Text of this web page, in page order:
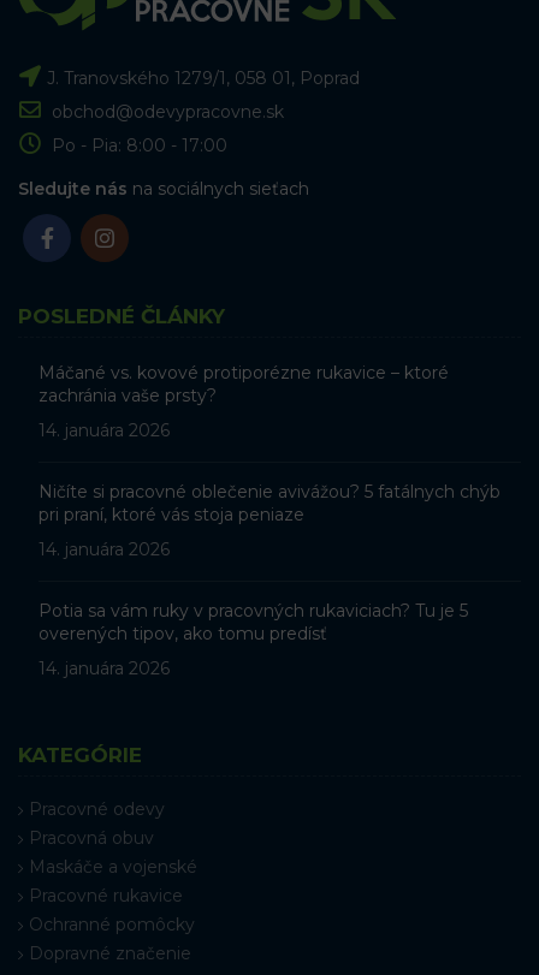
J. Tranovského 1279/1, 058 01, Poprad
obchod@odevypracovne.sk
Po - Pia: 8:00 - 17:00
Sledujte nás na sociálnych sieťach
POSLEDNÉ ČLÁNKY
Máčané vs. kovové protiporézne rukavice – ktoré
zachránia vaše prsty?
14. januára 2026
Ničíte si pracovné oblečenie avivážou? 5 fatálnych chýb
pri praní, ktoré vás stoja peniaze
14. januára 2026
Potia sa vám ruky v pracovných rukaviciach? Tu je 5
overených tipov, ako tomu predísť
14. januára 2026
KATEGÓRIE
Pracovné odevy
Pracovná obuv
Maskáče a vojenské
Pracovné rukavice
Ochranné pomôcky
Dopravné značenie